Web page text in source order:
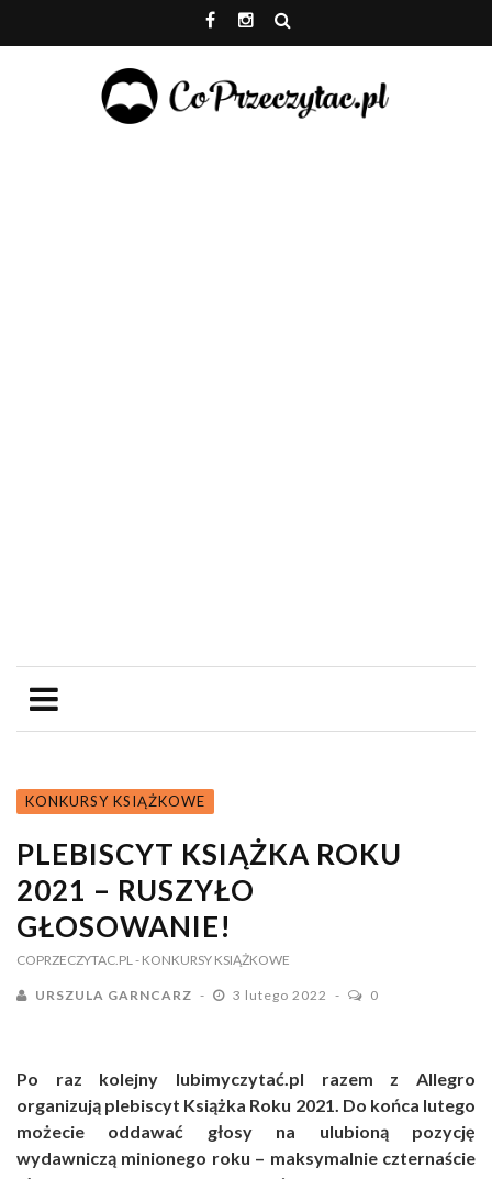
KONKURSY KSIĄŻKOWE
PLEBISCYT KSIĄŻKA ROKU
2021 – RUSZYŁO
GŁOSOWANIE!
COPRZECZYTAC.PL - KONKURSY KSIĄŻKOWE
URSZULA GARNCARZ 3 lutego 2022 0
Po raz kolejny lubimyczytać.pl razem z Allegro
organizują plebiscyt Książka Roku 2021. Do końca lutego
możecie oddawać głosy na ulubioną pozycję
wydawniczą minionego roku – maksymalnie czternaście